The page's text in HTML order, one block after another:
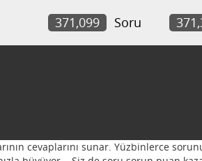
371,099 Soru
cevaplarını sunar. Yüzbinlerce